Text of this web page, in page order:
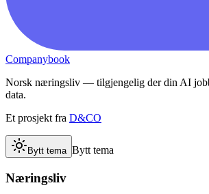
Companybook
Norsk næringsliv — tilgjengelig der din AI
data.
Et prosjekt fra D&CO
Bytt tema Bytt tema
Næringsliv